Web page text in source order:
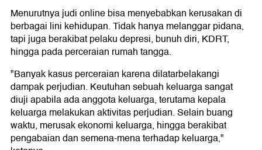
Menurutnya judi online bisa menyebabkan kerusakan di
berbagai lini kehidupan. Tidak hanya melanggar pidana,
tapi juga berakibat pelaku depresi, bunuh diri, KDRT,
hingga pada perceraian rumah tangga.
"Banyak kasus perceraian karena dilatarbelakangi
dampak perjudian. Keutuhan sebuah keluarga sangat
diuji apabila ada anggota keluarga, terutama kepala
keluarga melakukan aktivitas perjudian. Selain buang
waktu, merusak ekonomi keluarga, hingga berakibat
pengabaian dan semena-mena terhadap keluarga,"